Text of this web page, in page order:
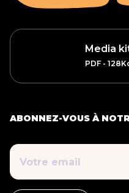
Media
PDF -
ABONNEZ-VOUS À